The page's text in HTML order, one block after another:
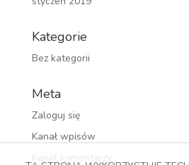
Kategorie
Bez kategorii
Meta
Zaloguj się
Kanał wpisów